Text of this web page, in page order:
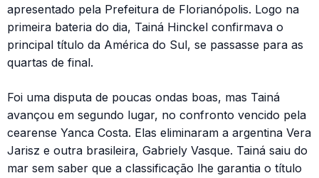
apresentado pela Prefeitura de Florianópolis. Logo na
primeira bateria do dia, Tainá Hinckel confirmava o
principal título da América do Sul, se passasse para as
quartas de final.
Foi uma disputa de poucas ondas boas, mas Tainá
avançou em segundo lugar, no confronto vencido pela
cearense Yanca Costa. Elas eliminaram a argentina Vera
Jarisz e outra brasileira, Gabriely Vasque. Tainá saiu do
mar sem saber que a classificação lhe garantia o título